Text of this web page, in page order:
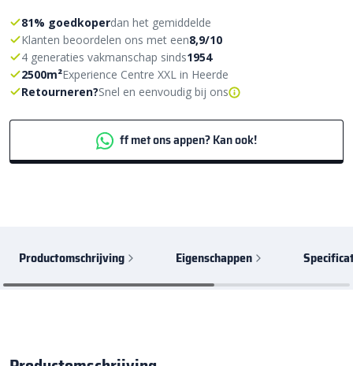
81% goedkoperdan het gemiddelde
Klanten beoordelen ons met een8,9/10
4 generaties vakmanschap sinds1954
2500m²Experience Centre XXL in Heerde
Retourneren?Snel en eenvoudig bij ons
ff met ons appen? Kan ook!
Productomschrijving Eigenschappen